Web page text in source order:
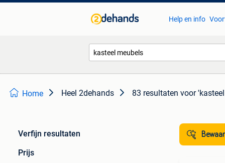
Help en info
Home Heel 2dehands 83 resultaten voor
Verfijn resultaten
Prijs